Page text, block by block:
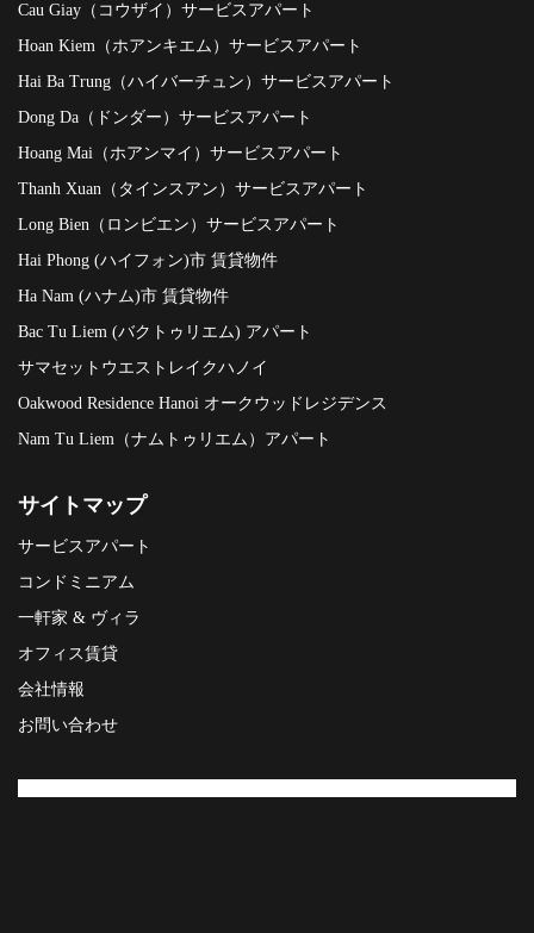
Cau Giay（コウザイ）サービスアパート
Hoan Kiem（ホアンキエム）サービスアパート
Hai Ba Trung（ハイバーチュン）サービスアパート
Dong Da（ドンダー）サービスアパート
Hoang Mai（ホアンマイ）サービスアパート
Thanh Xuan（タインスアン）サービスアパート
Long Bien（ロンビエン）サービスアパート
Hai Phong (ハイフォン)市 賃貸物件
Ha Nam (ハナム)市 賃貸物件
Bac Tu Liem (バクトゥリエム) アパート
サマセットウエストレイクハノイ
Oakwood Residence Hanoi オークウッドレジデンス
Nam Tu Liem（ナムトゥリエム）アパート
サイトマップ
サービスアパート
コンドミニアム
一軒家 & ヴィラ
オフィス賃貸
会社情報
お問い合わせ